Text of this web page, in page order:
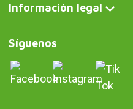
Información legal
Síguenos